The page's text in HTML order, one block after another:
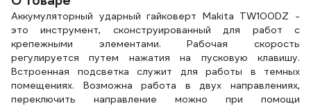
Аккумуляторный ударный гайковерт Makita TW100DZ -
это инструмент, сконструированный для работ с
крепежными элементами. Рабочая скорость
регулируется путем нажатия на пусковую клавишу.
Встроенная подсветка служит для работы в темных
помещениях. Возможна работа в двух направлениях,
переключить направление можно при помощи